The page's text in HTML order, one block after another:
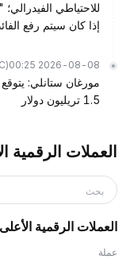
للاحتياطي
إذا كان سيتم رفع
2026-08-08 00:25
(UTC)
مورغان ستانلي: يتوقع
1.5 تريليون دولار
العملات الرقمية
بحث
العملات الرقمية
عملة